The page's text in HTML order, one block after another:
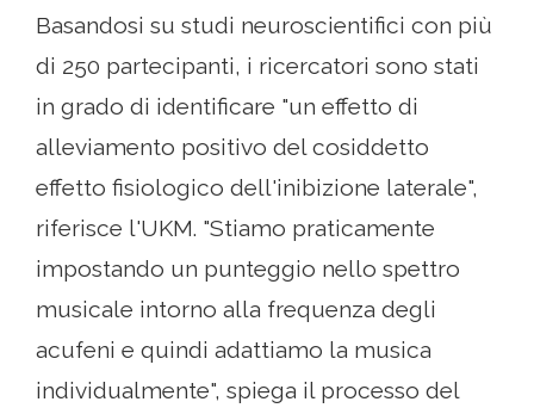
Basandosi su studi neuroscientifici con più
di 250 partecipanti, i ricercatori sono stati
in grado di identificare "un effetto di
alleviamento positivo del cosiddetto
effetto fisiologico dell'inibizione laterale",
riferisce l'UKM. "Stiamo praticamente
impostando un punteggio nello spettro
musicale intorno alla frequenza degli
acufeni e quindi adattiamo la musica
individualmente", spiega il processo del